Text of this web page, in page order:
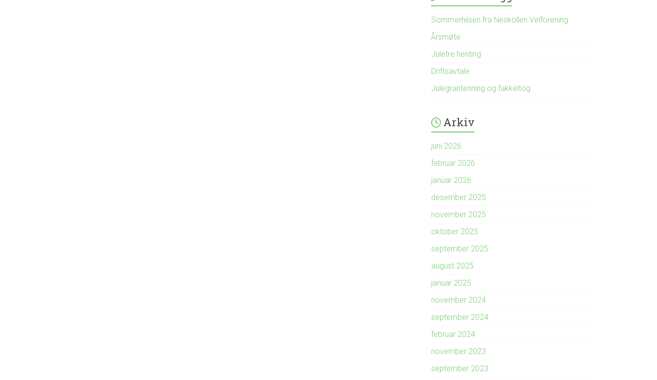
Sommerhilsen fra Neskollen Velforening
Årsmøte
Juletre henting
Driftsavtale
Julegrantenning og fakkeltog
Arkiv
juni 2026
februar 2026
januar 2026
desember 2025
november 2025
oktober 2025
september 2025
august 2025
januar 2025
november 2024
september 2024
februar 2024
november 2023
september 2023